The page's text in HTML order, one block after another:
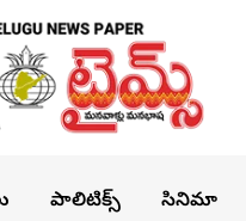
పాలిటిక్స్ సినిమా